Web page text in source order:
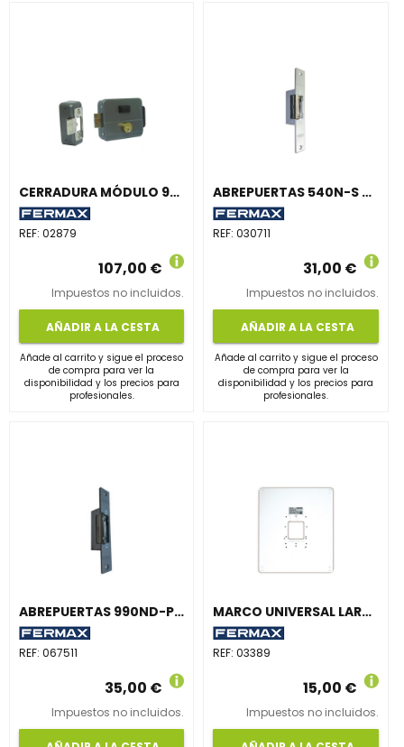
CERRADURA MÓDULO 962 DOBLE LLAVE + PULSADOR
REF: 02879
107,00 €
Impuestos no incluidos.
AÑADIR A LA CESTA
Añade al carrito y sigue el proceso
de compra para ver la
disponibilidad y los precios para
profesionales.
ABREPUERTAS 540N-S MAX 12Vca
REF:030711
31,00 €
Impuestos no incluidos.
AÑADIR A LA CESTA
Añade al carrito y sigue el proceso
de compra para ver la
disponibilidad y los precios para
profesionales.
ABREPUERTAS 990ND-P22 MAX 10-24Vca/Vcc
REF: 067511
35,00 €
Impuestos no incluidos.
MARCO UNIVERSAL LARGO PARA DUOX
REF:03389
15,00 €
Impuestos no incluidos.